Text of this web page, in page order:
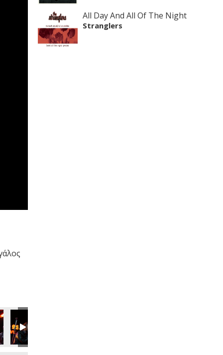
All Day And All Of The Night
Stranglers